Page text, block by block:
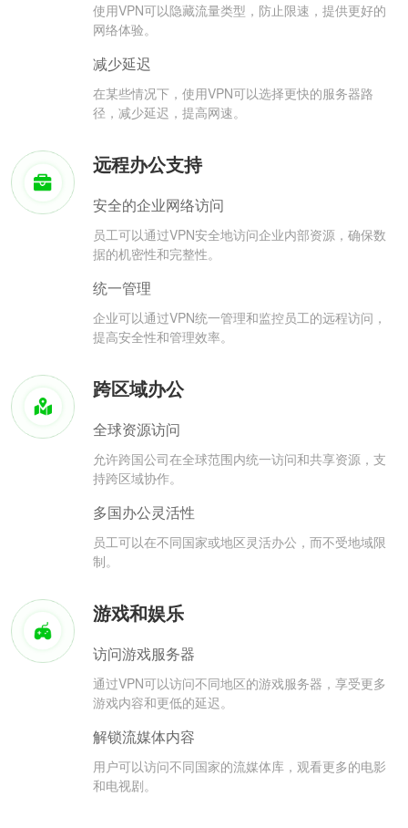
使用VPN可以隐藏流量类型，防止限速，提供更好的
网络体验。
减少延迟
在某些情况下，使用VPN可以选择更快的服务器路
径，减少延迟，提高网速。
远程办公支持
安全的企业网络访问
员工可以通过VPN安全地访问企业内部资源，确保数
据的机密性和完整性。
统一管理
企业可以通过VPN统一管理和监控员工的远程访问，
提高安全性和管理效率。
跨区域办公
全球资源访问
允许跨国公司在全球范围内统一访问和共享资源，支
持跨区域协作。
多国办公灵活性
员工可以在不同国家或地区灵活办公，而不受地域限
制。
游戏和娱乐
访问游戏服务器
通过VPN可以访问不同地区的游戏服务器，享受更多
游戏内容和更低的延迟。
解锁流媒体内容
用户可以访问不同国家的流媒体库，观看更多的电影
和电视剧。